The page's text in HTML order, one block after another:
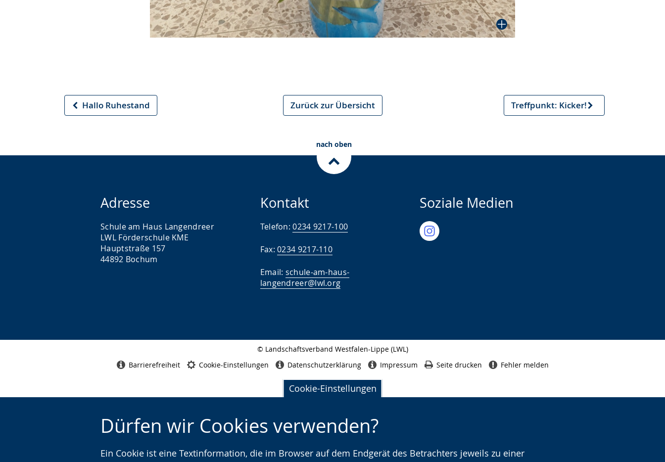
Cookie-Einstellungen
Dürfen wir Cookies verwenden?
Ein Cookie ist eine Textinformation, die im Browser auf dem Endgerät des Betrachters jeweils zu einer
Vorheriger
Hallo Ruhestand Zurück zur Übersicht Treffpunkt: Kicker!
Nächster
nach oben
Adresse
Schule am Haus Langendreer
LWL Förderschule KME
Hauptstraße 157
44892 Bochum
Kontakt
Telefon:0234 9217-100
Fax:0234 9217-110
Email: schule-am-haus-
langendreer@lwl.org
Soziale Medien
© Landschaftsverband Westfalen-Lippe (LWL)
Barrierefreiheit Cookie-Einstellungen Datenschutzerklärung Impressum Seite drucken Fehler melden